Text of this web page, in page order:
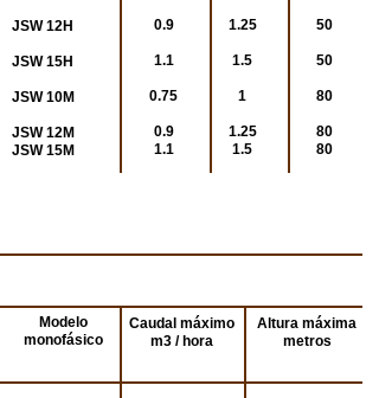
Modelo
monofásico
Caudal máximo
m3 / hora
Altura máxima
metros
JSW 12H
JSW 15H
JSW 10M
JSW 12M
JSW 15M
0.9
1.1
0.75
0.9
1.1
1.25
1.5
1
1.25
1.5
50
50
80
80
80